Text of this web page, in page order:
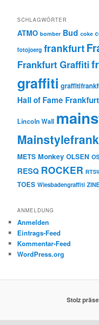
SCHLAGWÖRTER
ATMO bomber Bud coke
fotojoerg frankfurt
Frankfurt Graffiti
graffiti
Hall of Fame Frankfurt
Lincoln Wall
METS Monkey OLSEN
RESQ ROCKER
TOES Wiesbadengraffiti
ANMELDUNG
Anmelden
Eintrags-Feed
Kommentar-Feed
WordPress.org
Stolz